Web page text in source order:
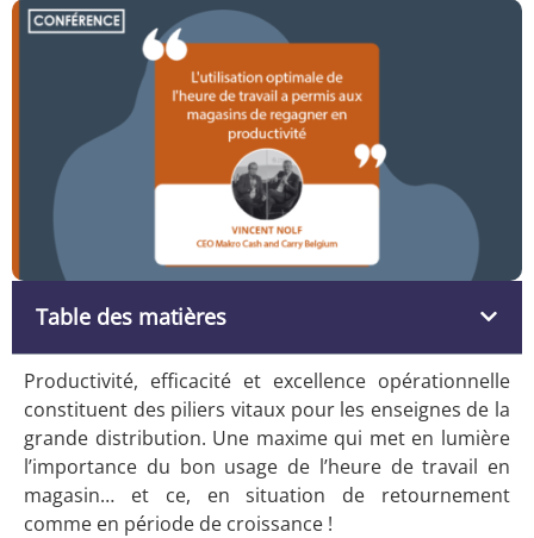
Table des matières
Productivité, efficacité et excellence opérationnelle
constituent des piliers vitaux pour les enseignes de la
grande distribution. Une maxime qui met en lumière
l’importance du bon usage de l’heure de travail en
magasin… et ce, en situation de retournement
comme en période de croissance !